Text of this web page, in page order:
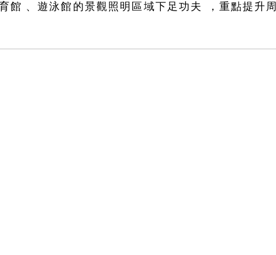
、遊泳館的景觀照明區域下足功夫，重點提升周